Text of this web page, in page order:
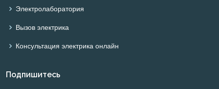
Электролаборатория
Вызов электрика
Консультация электрика онлайн
Подпишитесь